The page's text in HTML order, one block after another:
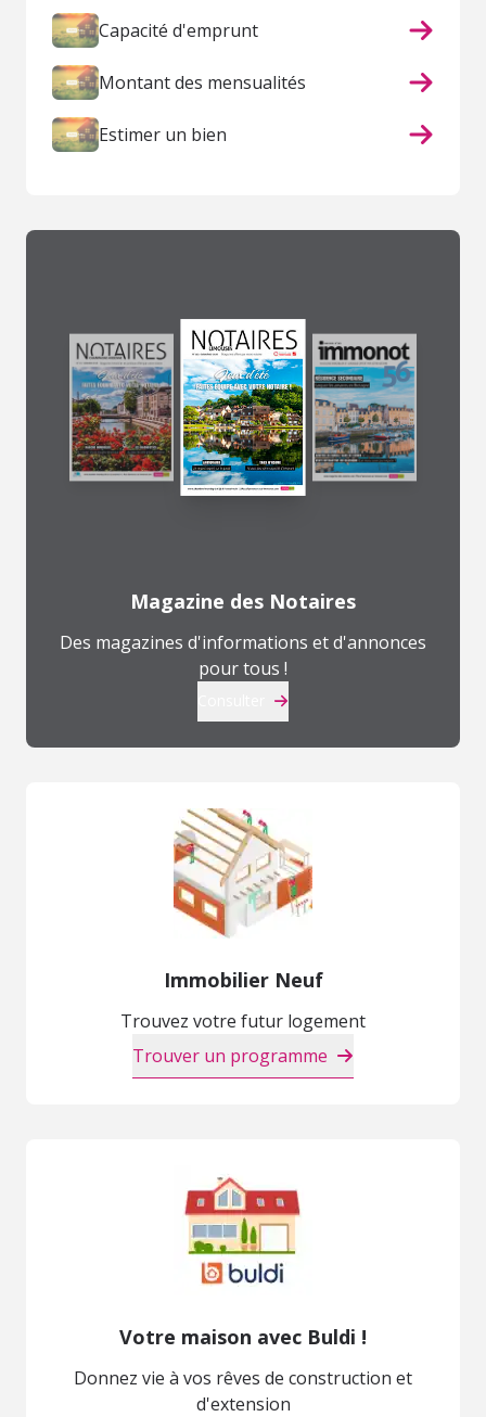
Capacité d'emprunt
Montant des mensualités
Estimer un bien
Magazine des Notaires
Des magazines d'informations et d'annonces
pour tous !
Immobilier Neuf
Trouvez votre futur logement
Trouver un programme
Votre maison avec Buldi !
Donnez vie à vos rêves de construction et
d'extension